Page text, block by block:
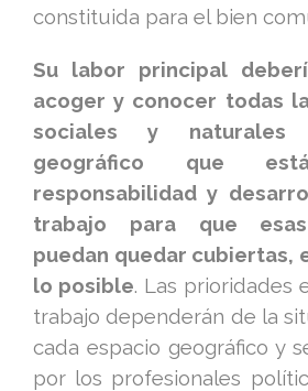
constituida para el bien
Su labor principal
acoger y conocer todas
sociales y naturales
geográfico que
responsabilidad y
trabajo para que esas
puedan quedar cubiertas,
lo posible. Las prioridades
trabajo dependerán de la
cada espacio geográfico y
por los profesionales